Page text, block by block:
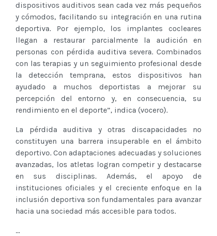
dispositivos auditivos sean cada vez más pequeños
y cómodos, facilitando su integración en una rutina
deportiva. Por ejemplo, los implantes cocleares
llegan a restaurar parcialmente la audición en
personas con pérdida auditiva severa. Combinados
con las terapias y un seguimiento profesional desde
la detección temprana, estos dispositivos han
ayudado a muchos deportistas a mejorar su
percepción del entorno y, en consecuencia, su
rendimiento en el deporte”, indica (vocero).
La pérdida auditiva y otras discapacidades no
constituyen una barrera insuperable en el ámbito
deportivo. Con adaptaciones adecuadas y soluciones
avanzadas, los atletas logran competir y destacarse
en sus disciplinas. Además, el apoyo de
instituciones oficiales y el creciente enfoque en la
inclusión deportiva son fundamentales para avanzar
hacia una sociedad más accesible para todos.
...